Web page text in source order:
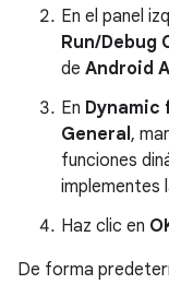
En el panel
Run/Debug
de Android
En Dynamic
General,
funciones
implementes
Haz clic en
De forma